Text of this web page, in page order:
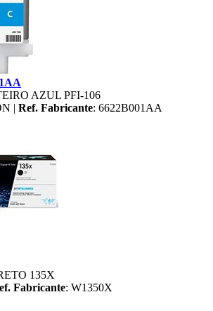
AZUL PFI-106
| Ref. Fabricante: 6622B001AA
135X
Fabricante: W1350X